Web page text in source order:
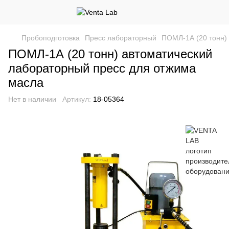
Пробоподготовка Пресс лабораторный ПОМЛ-1А (20 тонн)
ПОМЛ-1А (20 тонн) автоматический
лабораторный пресс для отжима
масла
Нет в наличии Артикул: 18-05364